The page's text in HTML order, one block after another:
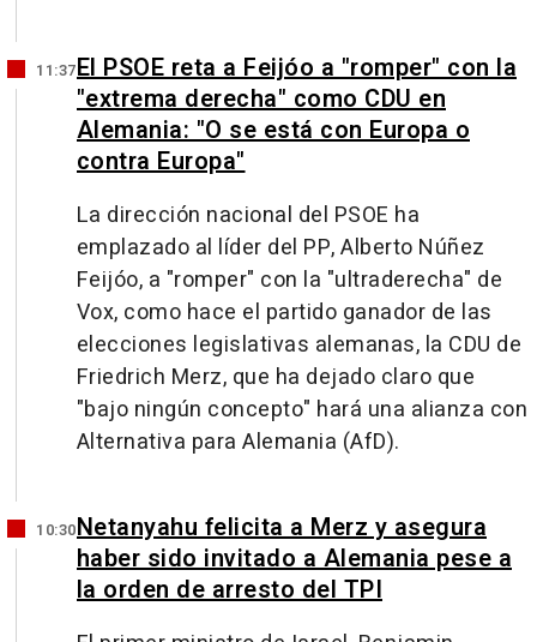
11:37El PSOE reta a Feijóo a "romper" con la
"extrema derecha" como CDU en
Alemania: "O se está con Europa o
contra Europa"
La dirección nacional del PSOE ha
emplazado al líder del PP, Alberto Núñez
Feijóo, a "romper" con la "ultraderecha" de
Vox, como hace el partido ganador de las
elecciones legislativas alemanas, la CDU de
Friedrich Merz, que ha dejado claro que
"bajo ningún concepto" hará una alianza con
Alternativa para Alemania (AfD).
10:30Netanyahu felicita a Merz y asegura
haber sido invitado a Alemania pese a
la orden de arresto del TPI